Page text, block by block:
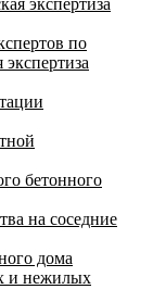
экспертиза
по
бетонного
на соседние
дома
и нежилых